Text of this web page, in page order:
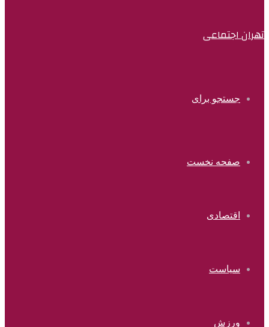
تهران اجتماعی
جستجو برای
صفحه نخست
اقتصادی
سیاست
ورزش